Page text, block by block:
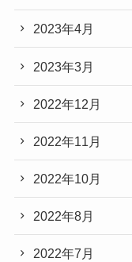
2023年4月
2023年3月
2022年12月
2022年11月
2022年10月
2022年8月
2022年7月